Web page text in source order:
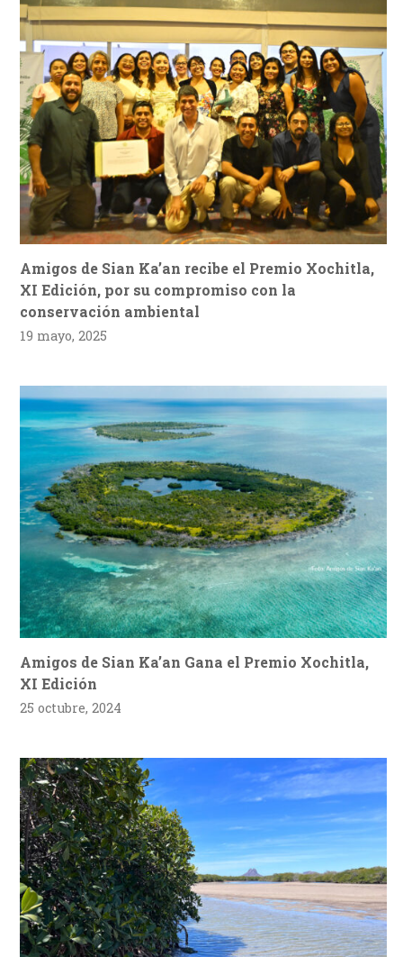
Amigos de Sian Ka’an recibe el Premio Xochitla,
XI Edición, por su compromiso con la
conservación ambiental
19 mayo, 2025
Amigos de Sian Ka’an Gana el Premio Xochitla,
XI Edición
25 octubre, 2024